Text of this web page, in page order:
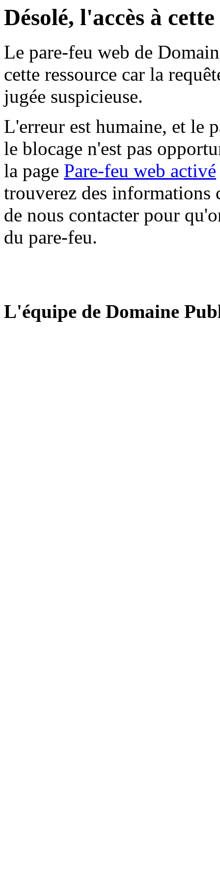
Désolé, l'accès à
Le pare-feu web de
cette ressource car la
jugée suspicieuse.
L'erreur est humaine, et le
le blocage n'est pas
la page Pare-feu web activé
trouverez des informations
de nous contacter pour
du pare-feu.
L'équipe de Domaine